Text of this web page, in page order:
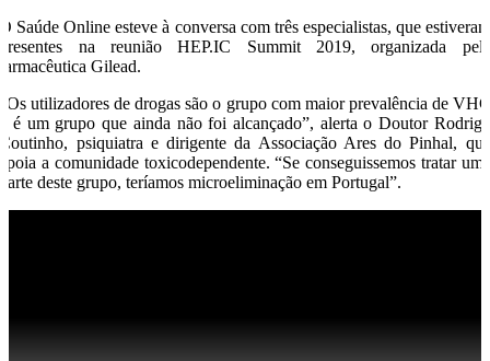
O Saúde Online esteve à conversa com três especialistas, que estiveram
presentes na reunião HEP.IC Summit 2019, organizada pela
farmacêutica Gilead.
“Os utilizadores de drogas são o grupo com maior prevalência de VHC
e é um grupo que ainda não foi alcançado”, alerta o Doutor Rodrigo
Coutinho, psiquiatra e dirigente da Associação Ares do Pinhal, que
apoia a comunidade toxicodependente. “Se conseguissemos tratar uma
parte deste grupo, teríamos microeliminação em Portugal”.